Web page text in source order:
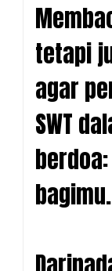
tetapi
agar
SWT